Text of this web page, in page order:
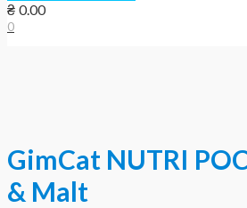
₴ 0.00
0
GimCat NUTRI
& Malt